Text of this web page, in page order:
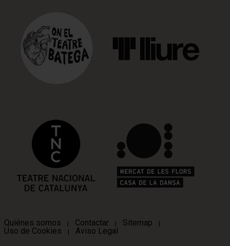
Quiénes somos | Contactar | Sitemap |
Uso de Cookies | Aviso Legal